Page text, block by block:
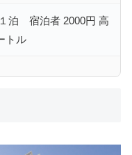
泊 宿泊者 2000円 高
トル